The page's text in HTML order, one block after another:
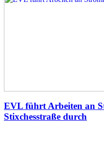
EVL führt Arbeiten an
Stixchesstraße durch